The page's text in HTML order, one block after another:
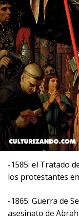
-1585: el Tratado
los protestantes
-1865: Guerra de
asesinato de